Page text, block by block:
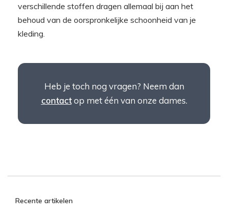
verschillende stoffen dragen allemaal bij aan het
behoud van de oorspronkelijke schoonheid van je
kleding.
Heb je toch nog vragen? Neem dan
contactop met één van onze dames.
Recente artikelen